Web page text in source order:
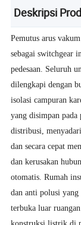
Deskripsi
Pemutus arus
sebagai switchgear
pedesaan. Seluruh
dilengkapi dengan
isolasi campuran
yang disimpan pada
distribusi,
dan secara cepat
dan kerusakan
otomatis. Rumah
dan anti polusi yang
terbuka luar